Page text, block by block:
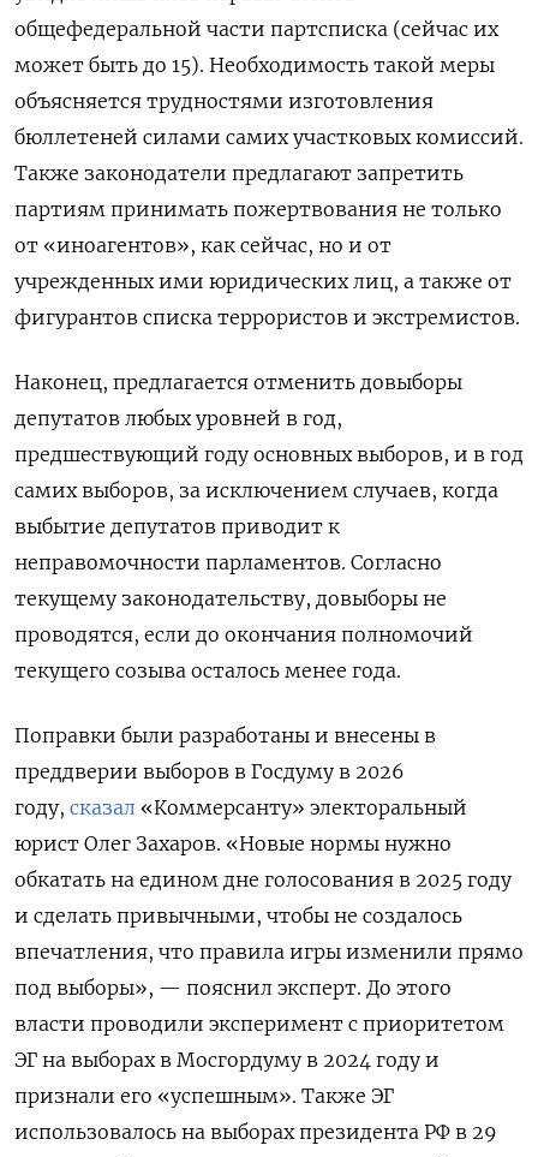
общефедеральной части партсписка (сейчас их
может быть до 15). Необходимость такой меры
объясняется трудностями изготовления
бюллетеней силами самих участковых комиссий.
Также законодатели предлагают запретить
партиям принимать пожертвования не только
от «иноагентов», как сейчас, но и от
учрежденных ими юридических лиц, а также от
фигурантов списка террористов и экстремистов.
Наконец, предлагается отменить довыборы
депутатов любых уровней в год,
предшествующий году основных выборов, и в год
самих выборов, за исключением случаев, когда
выбытие депутатов приводит к
неправомочности парламентов. Согласно
текущему законодательству, довыборы не
проводятся, если до окончания полномочий
текущего созыва осталось менее года.
Поправки были разработаны и внесены в
преддверии выборов в Госдуму в 2026
году, сказал «Коммерсанту» электоральный
юрист Олег Захаров. «Новые нормы нужно
обкатать на едином дне голосования в 2025 году
и сделать привычными, чтобы не создалось
впечатления, что правила игры изменили прямо
под выборы», — пояснил эксперт. До этого
власти проводили эксперимент с приоритетом
ЭГ на выборах в Мосгордуму в 2024 году и
признали его «успешным». Также ЭГ
использовалось на выборах президента РФ в 29